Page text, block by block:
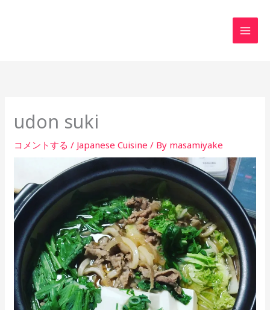
udon suki
コメントする / Japanese Cuisine / By masamiyake